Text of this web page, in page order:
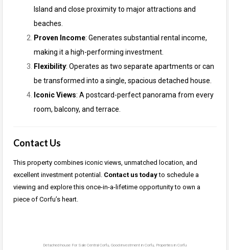
Island and close proximity to major attractions and
beaches.
Proven Income: Generates substantial rental income,
making it a high-performing investment.
Flexibility: Operates as two separate apartments or can
be transformed into a single, spacious detached house.
Iconic Views: A postcard-perfect panorama from every
room, balcony, and terrace.
Contact Us
This property combines iconic views, unmatched location, and
excellent investment potential. Contact us todayto schedule a
viewing and explore this once-in-a-lifetime opportunity to own a
piece of Corfu’s heart.
Detached house For Sale Central Corfu, Good investment in Corfu, Properties in Corfu